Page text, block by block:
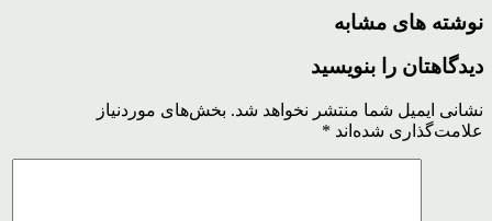
نوشته های مشابه
دیدگاهتان را بنویسید
نشانی ایمیل شما منتشر نخواهد شد. بخش‌های موردنیاز
علامت‌گذاری شده‌اند *